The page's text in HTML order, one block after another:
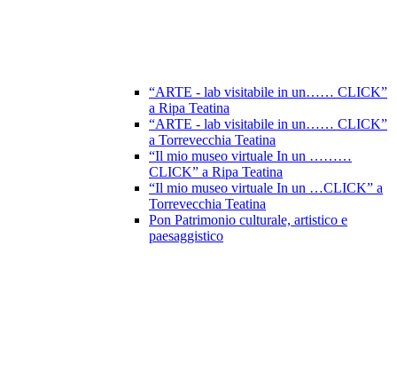
“ARTE - lab visitabile in un…… CLICK”
a Ripa Teatina
“ARTE - lab visitabile in un…… CLICK”
a Torrevecchia Teatina
“Il mio museo virtuale In un ………
CLICK” a Ripa Teatina
“Il mio museo virtuale In un …CLICK” a
Torrevecchia Teatina
Pon Patrimonio culturale, artistico e
paesaggistico